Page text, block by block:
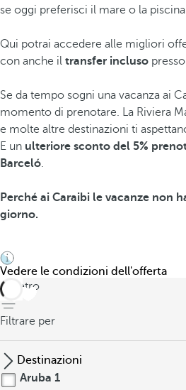
se oggi preferisci il mare o la
Qui potrai accedere alle migliori
con anche il transfer incluso
Se da tempo sogni una vacanza ai
momento di prenotare. La Riviera
e molte altre destinazioni ti
E un ulteriore sconto del 5%
Barceló.
Perché ai Caraibi le vacanze non
giorno.
Vedere le condizioni dell'offerta
indietro
Filtrare per
Destinazioni
Aruba 1